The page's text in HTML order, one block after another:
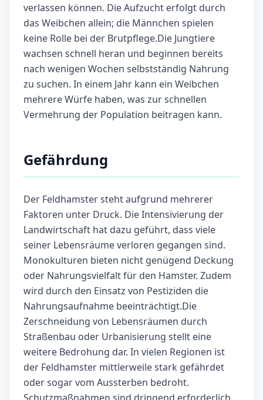
verlassen können. Die Aufzucht erfolgt durch
das Weibchen allein; die Männchen spielen
keine Rolle bei der Brutpflege.Die Jungtiere
wachsen schnell heran und beginnen bereits
nach wenigen Wochen selbstständig Nahrung
zu suchen. In einem Jahr kann ein Weibchen
mehrere Würfe haben, was zur schnellen
Vermehrung der Population beitragen kann.
Gefährdung
Der Feldhamster steht aufgrund mehrerer
Faktoren unter Druck. Die Intensivierung der
Landwirtschaft hat dazu geführt, dass viele
seiner Lebensräume verloren gegangen sind.
Monokulturen bieten nicht genügend Deckung
oder Nahrungsvielfalt für den Hamster. Zudem
wird durch den Einsatz von Pestiziden die
Nahrungsaufnahme beeinträchtigt.Die
Zerschneidung von Lebensräumen durch
Straßenbau oder Urbanisierung stellt eine
weitere Bedrohung dar. In vielen Regionen ist
der Feldhamster mittlerweile stark gefährdet
oder sogar vom Aussterben bedroht.